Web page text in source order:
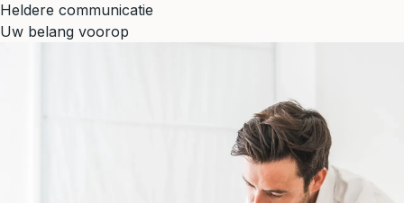
Heldere communicatie
Uw belang voorop